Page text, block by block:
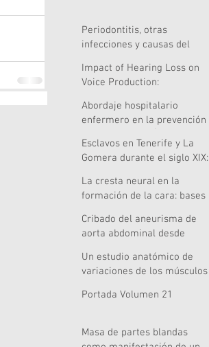
Periodontitis, otras
infecciones y causas del
Impact of Hearing Loss on
Voice Production:
Acoustic and Perceptual
Evidence
Abordaje hospitalario
enfermero en la prevención
Salud de Lanzarote
Esclavos en Tenerife y La
Gomera durante el siglo XIX:
La cresta neural en la
formación de la cara: bases
clínica y nuevas
perspectivas celulares,
genómicas y metodológicas
Cribado del aneurisma de
aorta abdominal desde
pendiente
Un estudio anatómico de
variaciones de los músculos
Portada Volumen 21
Masa de partes blandas